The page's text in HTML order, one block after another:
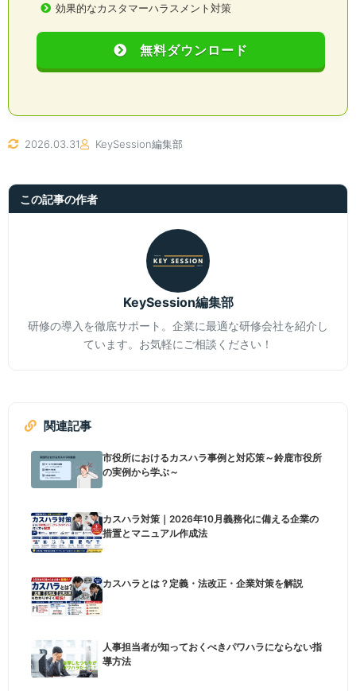
効果的なカスタマーハラスメント対策
無料ダウンロード
2026.03.31 KeySession編集部
この記事の作者
KeySession編集部
研修の導入を徹底サポート。企業に最適な研修会社を紹介し
ています。お気軽にご相談ください！
関連記事
市役所におけるカスハラ事例と対応策～鈴鹿市役所
の実例から学ぶ～
カスハラ対策｜2026年10月義務化に備える企業の
措置とマニュアル作成法
カスハラとは？定義・法改正・企業対策を解説
人事担当者が知っておくべきパワハラにならない指
導方法